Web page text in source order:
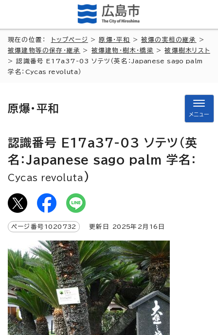
現在の位置： トップページ >原爆・平和 >被爆の実相の継承
>
被爆建物等の保存・継承
> 被爆建物・樹木・橋梁 >被爆樹木リスト
> 認識番号 E17a37-03 ソテツ（英名： Japanese sago palm
学名： Cycas revoluta ）
原爆・平和
メニュー
認識番号 E17a37-03 ソテツ（英
名：Japanese sago palm 学名：
Cycas revoluta ）
ページ番号 1020732 更新日 2025年2月 16 日